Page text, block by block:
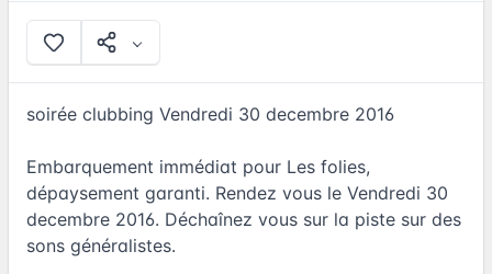
soirée clubbing Vendredi 30 decembre 2016
Embarquement immédiat pour Les folies,
dépaysement garanti. Rendez vous le Vendredi 30
decembre 2016. Déchaînez vous sur la piste sur des
sons généralistes.